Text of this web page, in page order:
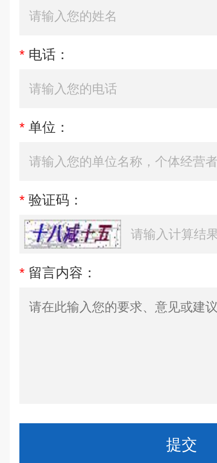
* 电话：
* 单位：
* 验证码：
* 留言内容：